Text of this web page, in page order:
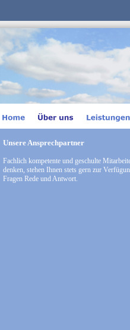
Unsere Ansprechpartner
Fachlich kompetente und geschulte
denken, stehen Ihnen stets gern zur
Fragen Rede und Antwort.